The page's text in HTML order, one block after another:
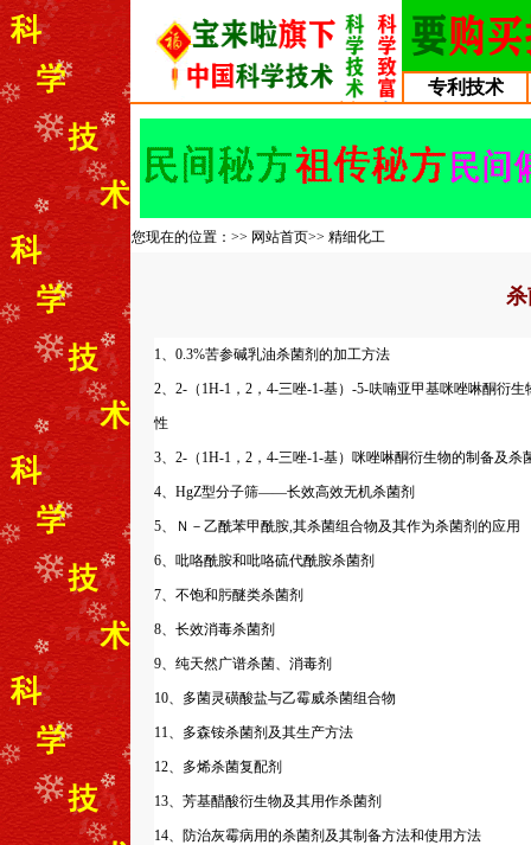
专利技术
您现在的位置：>> 网站首页>> 精细化工
1、0.3%苦参碱乳油杀菌剂的加工方法
2、2-（1H-1，2，4-三唑-1-基）-5-呋喃亚甲基咪唑啉酮衍生
性
3、2-（1H-1，2，4-三唑-1-基）咪唑啉酮衍生物的制备及杀
4、HgZ型分子筛——长效高效无机杀菌剂
5、Ｎ－乙酰苯甲酰胺,其杀菌组合物及其作为杀菌剂的应用
6、吡咯酰胺和吡咯硫代酰胺杀菌剂
7、不饱和肟醚类杀菌剂
8、长效消毒杀菌剂
9、纯天然广谱杀菌、消毒剂
10、多菌灵磺酸盐与乙霉威杀菌组合物
11、多森铵杀菌剂及其生产方法
12、多烯杀菌复配剂
13、芳基醋酸衍生物及其用作杀菌剂
14、防治灰霉病用的杀菌剂及其制备方法和使用方法